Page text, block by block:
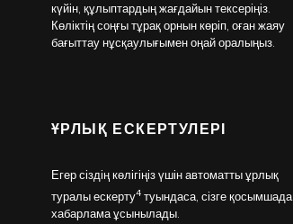
күйін, құлыптардың жағдайын тексеріңіз.
Көліктің соңғы тұрақ орнын көріп, оған жаяу
бағыттау нұсқаулығымен оңай оралыңыз.
ҰРЛЫҚ ЕСКЕРТУЛЕРІ
Егер сіздің көлігіңіз үшін автоматты ұрлық
туралы ескерту4 туындаса, сізге қосымшада
хабарлама ұсынылады.